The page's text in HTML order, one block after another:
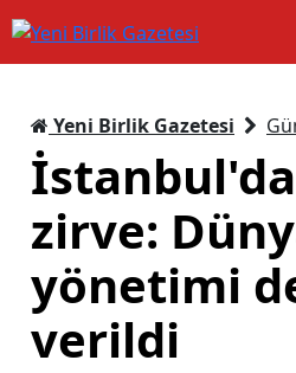
Yeni Birlik Gazetesi
zirve:
yönetimi
verildi